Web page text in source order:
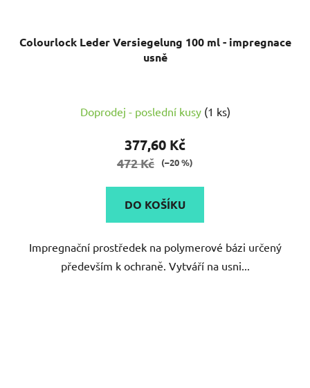
Colourlock Leder Versiegelung 100 ml - impregnace
usně
Doprodej - poslední kusy (1 ks)
377,60 Kč
472 Kč (–20 %)
DO KOŠÍKU
Impregnační prostředek na polymerové bázi určený
především k ochraně. Vytváří na usni...